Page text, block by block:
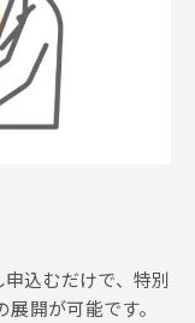
込むだけで、特別
開が可能です。